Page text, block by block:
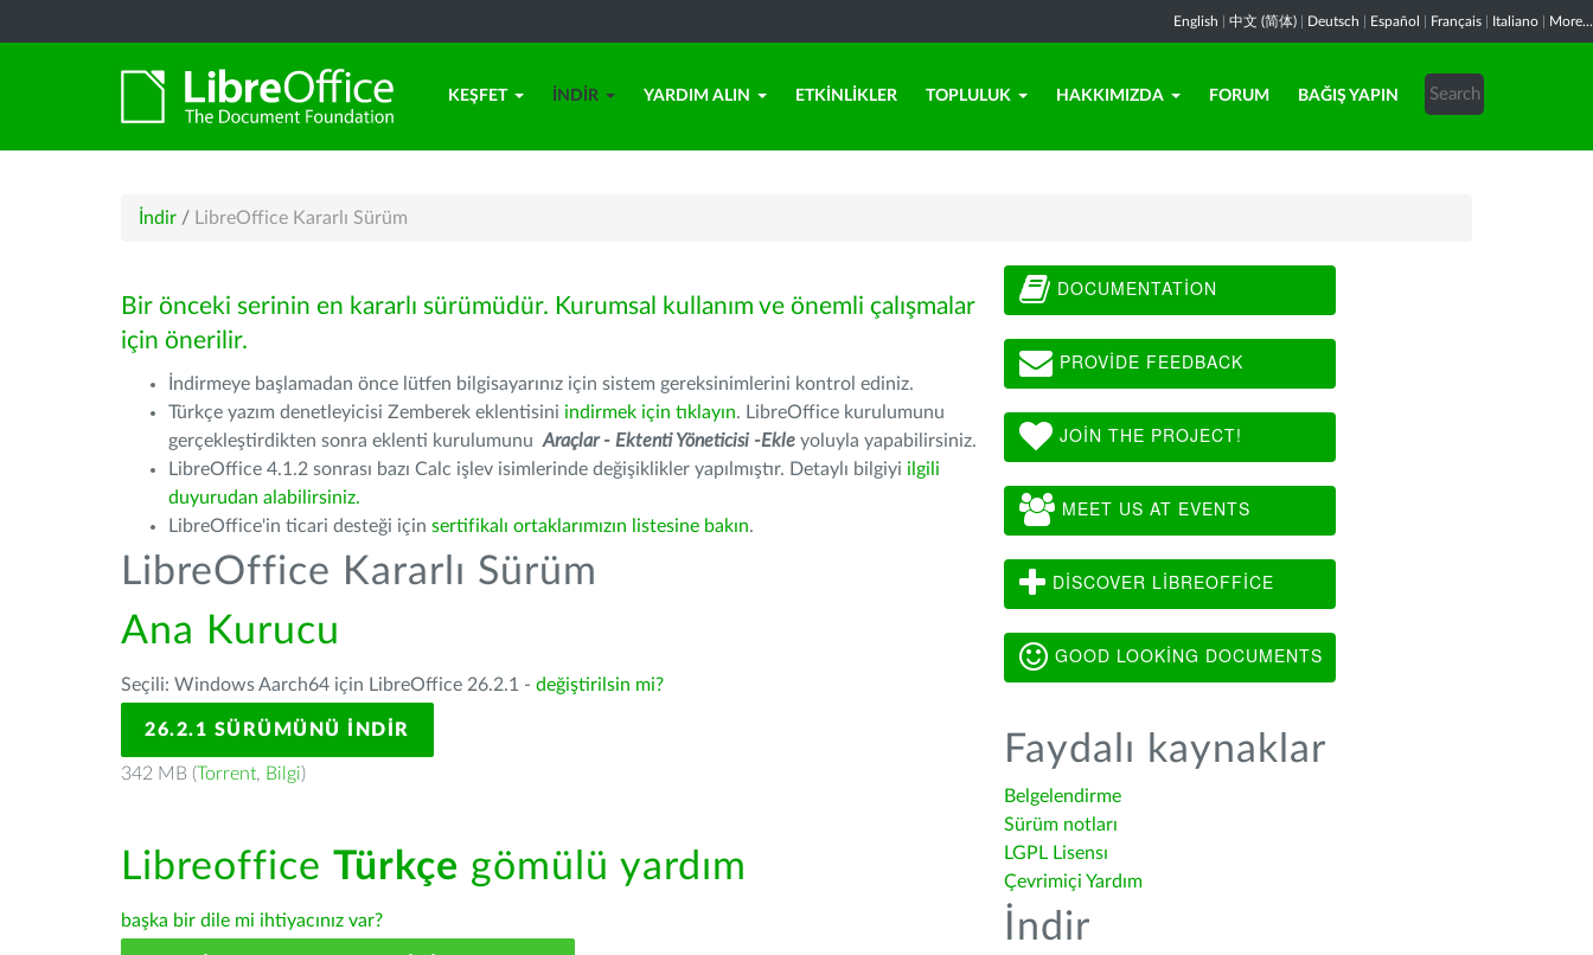
English 中文 (简体) Deutsch Español Français Italiano More...
KEŞFET İNDIR YARDIM ALIN ETKINLIKLER TOPLULUK HAKKIMIZDA FORUM BAĞIŞ YAPIN
İndir / LibreOffice Kararlı Sürüm
Bir önceki serinin en kararlı sürümüdür. Kurumsal kullanım ve önemli çalışmalar
için önerilir.
İndirmeye başlamadan önce lütfen bilgisayarınız için sistem gereksinimlerini kontrol ediniz.
Türkçe yazım denetleyicisi Zemberek eklentisini indirmek için tıklayın. LibreOffice kurulumunu
gerçekleştirdikten sonra eklenti kurulumunu Araçlar - Ektenti Yöneticisi -Ekle yoluyla yapabilirsiniz.
LibreOffice 4.1.2 sonrası bazı Calc işlev isimlerinde değişiklikler yapılmıştır. Detaylı bilgiyi ilgili
duyurudan alabilirsiniz.
LibreOffice'in ticari desteği için sertifikalı ortaklarımızın listesine bakın.
LibreOffice Kararlı Sürüm
Ana Kurucu
Seçili: Windows Aarch64 için LibreOffice 26.2.1 - değiştirilsin mi?
26.2.1 SÜRÜMÜNÜ İNDIR
342 MB (Torrent, Bilgi)
Libreoffice Türkçe gömülü yardım
başka bir dile mi ihtiyacınız var?
DOCUMENTATION
PROVIDE FEEDBACK
JOIN THE PROJECT!
MEET US AT EVENTS
DISCOVER LIBREOFFICE
GOOD LOOKING DOCUMENTS
Faydalı kaynaklar
Belgelendirme
Sürüm notları
LGPL Lisensı
Çevrimiçi Yardım
İndir